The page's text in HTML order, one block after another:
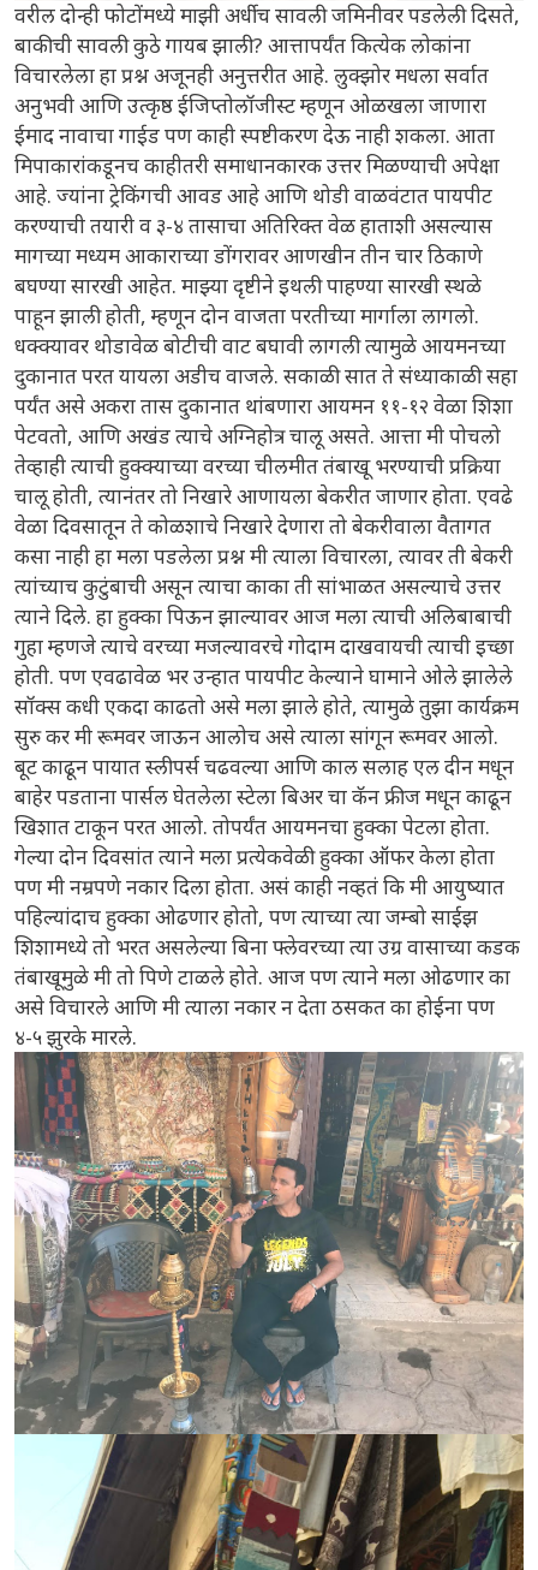
वरील दोन्ही फोटोंमध्ये माझी अर्धीच सावली जमिनीवर पडलेली दिसते,
बाकीची सावली कुठे गायब झाली? आत्तापर्यंत कित्येक लोकांना
विचारलेला हा प्रश्न अजूनही अनुत्तरीत आहे. लुक्झोर मधला सर्वात
अनुभवी आणि उत्कृष्ठ ईजिप्तोलॉजीस्ट म्हणून ओळखला जाणारा
ईमाद नावाचा गाईड पण काही स्पष्टीकरण देऊ नाही शकला. आता
मिपाकारांकडूनच काहीतरी समाधानकारक उत्तर मिळण्याची अपेक्षा
आहे. ज्यांना ट्रेकिंगची आवड आहे आणि थोडी वाळवंटात पायपीट
करण्याची तयारी व ३-४ तासाचा अतिरिक्त वेळ हाताशी असल्यास
मागच्या मध्यम आकाराच्या डोंगरावर आणखीन तीन चार ठिकाणे
बघण्या सारखी आहेत. माझ्या दृष्टीने इथली पाहण्या सारखी स्थळे
पाहून झाली होती, म्हणून दोन वाजता परतीच्या मार्गाला लागलो.
धक्क्यावर थोडावेळ बोटीची वाट बघावी लागली त्यामुळे आयमनच्या
दुकानात परत यायला अडीच वाजले. सकाळी सात ते संध्याकाळी सहा
पर्यंत असे अकरा तास दुकानात थांबणारा आयमन ११-१२ वेळा शिशा
पेटवतो, आणि अखंड त्याचे अग्निहोत्र चालू असते. आत्ता मी पोचलो
तेव्हाही त्याची हुक्क्याच्या वरच्या चीलमीत तंबाखू भरण्याची प्रक्रिया
चालू होती, त्यानंतर तो निखारे आणायला बेकरीत जाणार होता. एवढे
वेळा दिवसातून ते कोळशाचे निखारे देणारा तो बेकरीवाला वैतागत
कसा नाही हा मला पडलेला प्रश्न मी त्याला विचारला, त्यावर ती बेकरी
त्यांच्याच कुटुंबाची असून त्याचा काका ती सांभाळत असल्याचे उत्तर
त्याने दिले. हा हुक्का पिऊन झाल्यावर आज मला त्याची अलिबाबाची
गुहा म्हणजे त्याचे वरच्या मजल्यावरचे गोदाम दाखवायची त्याची इच्छा
होती. पण एवढावेळ भर उन्हात पायपीट केल्याने घामाने ओले झालेले
सॉक्स कधी एकदा काढतो असे मला झाले होते, त्यामुळे तुझा कार्यक्रम
सुरु कर मी रूमवर जाऊन आलोच असे त्याला सांगून रूमवर आलो.
बूट काढून पायात स्लीपर्स चढवल्या आणि काल सलाह एल दीन मधून
बाहेर पडताना पार्सल घेतलेला स्टेला बिअर चा कॅन फ्रीज मधून काढून
खिशात टाकून परत आलो. तोपर्यंत आयमनचा हुक्का पेटला होता.
गेल्या दोन दिवसांत त्याने मला प्रत्येकवेळी हुक्का ऑफर केला होता
पण मी नम्रपणे नकार दिला होता. असं काही नव्हतं कि मी आयुष्यात
पहिल्यांदाच हुक्का ओढणार होतो, पण त्याच्या त्या जम्बो साईझ
शिशामध्ये तो भरत असलेल्या बिना फ्लेवरच्या त्या उग्र वासाच्या कडक
तंबाखूमुळे मी तो पिणे टाळले होते. आज पण त्याने मला ओढणार का
असे विचारले आणि मी त्याला नकार न देता ठसकत का होईना पण
४-५ झुरके मारले.